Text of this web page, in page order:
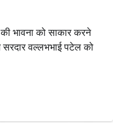
भावना को साकार करने
सरदार वल्लभभाई पटेल को